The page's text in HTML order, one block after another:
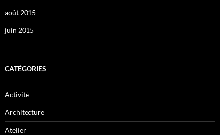
août 2015
juin 2015
CATÉGORIES
Activité
Architecture
Atelier